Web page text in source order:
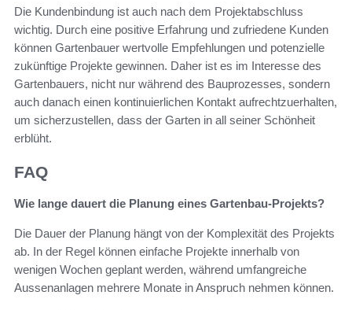
Die Kundenbindung ist auch nach dem Projektabschluss
wichtig. Durch eine positive Erfahrung und zufriedene Kunden
können Gartenbauer wertvolle Empfehlungen und potenzielle
zukünftige Projekte gewinnen. Daher ist es im Interesse des
Gartenbauers, nicht nur während des Bauprozesses, sondern
auch danach einen kontinuierlichen Kontakt aufrechtzuerhalten,
um sicherzustellen, dass der Garten in all seiner Schönheit
erblüht.
FAQ
Wie lange dauert die Planung eines Gartenbau-Projekts?
Die Dauer der Planung hängt von der Komplexität des Projekts
ab. In der Regel können einfache Projekte innerhalb von
wenigen Wochen geplant werden, während umfangreiche
Aussenanlagen mehrere Monate in Anspruch nehmen können.